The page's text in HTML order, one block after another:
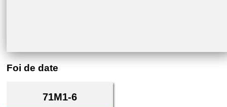
Foi de date
71M1-6